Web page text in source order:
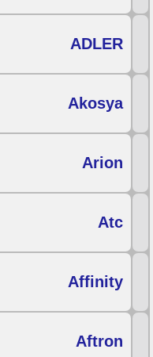
ADLER
Akosya
Arion
Atc
Affinity
Aftron